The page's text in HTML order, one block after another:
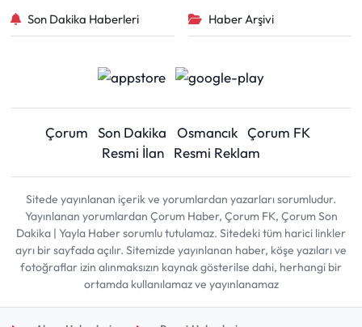
Son Dakika Haberleri Haber Arşivi
Çorum Son Dakika Osmancık Çorum FK
Resmi İlan
Resmi Reklam
Sitede yayınlanan içerik ve yorumlardan yazarları sorumludur.
Yayınlanan yorumlardan Çorum Haber, Çorum FK, Çorum Son
Dakika | Yayla Haber sorumlu tutulamaz. Sitedeki tüm harici linkler
ayrı bir sayfada açılır. Sitemizde yayınlanan haber, köşe yazıları ve
fotoğraflar izin alınmaksızın kaynak gösterilse dahi, herhangi bir
ortamda kullanılamaz ve yayınlanamaz